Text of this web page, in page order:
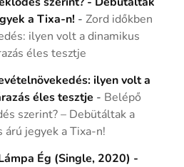
a Tixa-n! -Zord időkben
ilyen volt a dinamikus
éles tesztje
ilyen volt a
éles tesztje - Belépő
szerint? – Debütáltak a
árú jegyek a Tixa-n!
Ég (Single, 2020) -